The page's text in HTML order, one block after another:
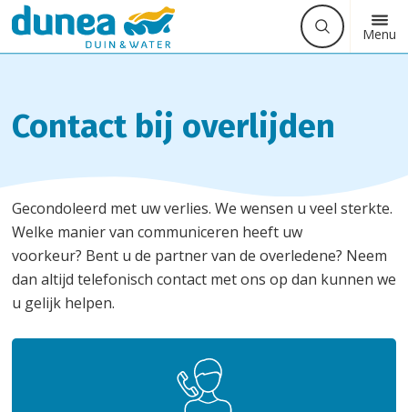
Button
label
Menu
Waarmee
kunnen
helpen?
Contact bij overlijden
Gecondoleerd met uw verlies. We wensen u veel sterkte.
Welke manier van communiceren heeft uw
voorkeur? Bent u de partner van de overledene? Neem
dan altijd telefonisch contact met ons op dan kunnen we
u gelijk helpen.